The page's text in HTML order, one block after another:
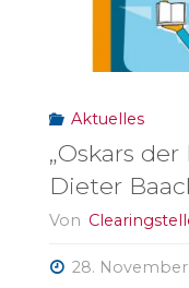
Aktuelles
„Oskars
Dieter
Von
28. November